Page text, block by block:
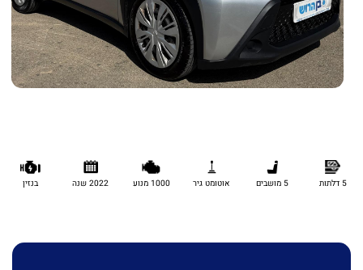
5 דלתות 5 מושבים אוטומט גיר 1000 מנוע 2022 שנה בנזין